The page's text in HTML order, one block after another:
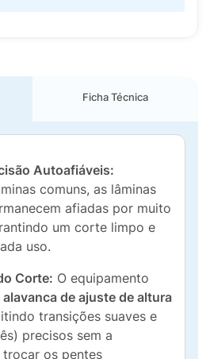
Ficha Técnica
Autoafiáveis:
comuns, as lâminas
afiadas por muito
um corte limpo e
uso.
Corte: O equipamento
alavanca de ajuste de altura
transições suaves e
precisos sem a
trocar os pentes